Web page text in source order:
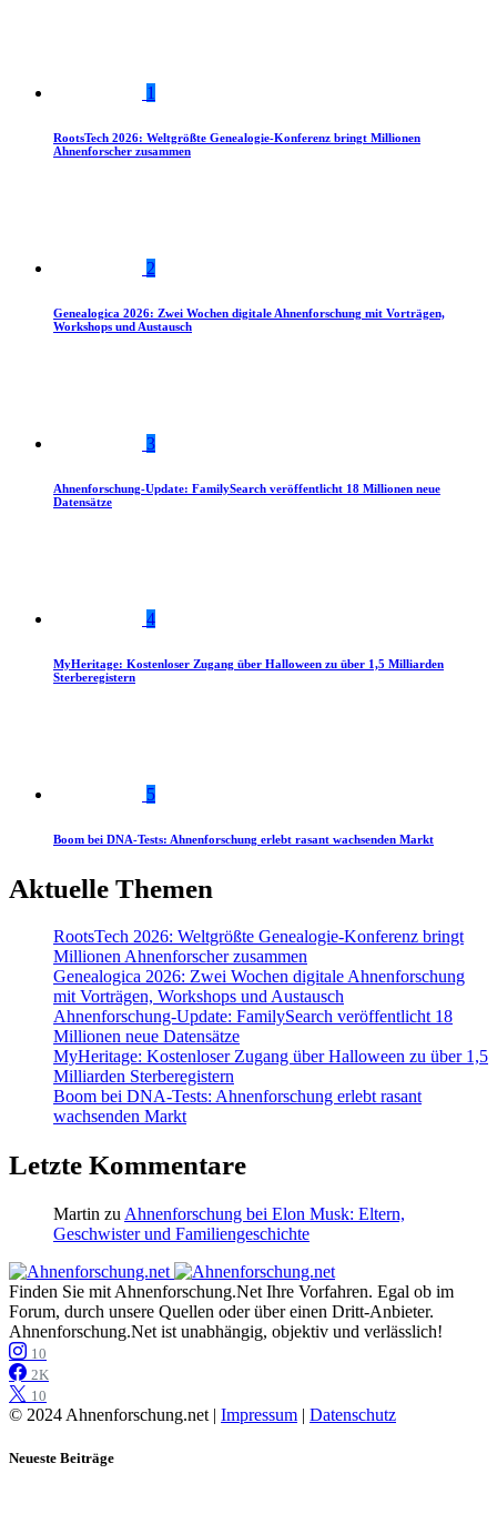
1
RootsTech 2026: Weltgrößte Genealogie-Konferenz bringt Millionen
Ahnenforscher zusammen
2
Genealogica 2026: Zwei Wochen digitale Ahnenforschung mit Vorträgen,
Workshops und Austausch
3
Ahnenforschung-Update: FamilySearch veröffentlicht 18 Millionen neue
Datensätze
4
MyHeritage: Kostenloser Zugang über Halloween zu über 1,5 Milliarden
Sterberegistern
5
Boom bei DNA-Tests: Ahnenforschung erlebt rasant wachsenden Markt
Aktuelle Themen
RootsTech 2026: Weltgrößte Genealogie-Konferenz bringt
Millionen Ahnenforscher zusammen
Genealogica 2026: Zwei Wochen digitale Ahnenforschung
mit Vorträgen, Workshops und Austausch
Ahnenforschung-Update: FamilySearch veröffentlicht 18
Millionen neue Datensätze
MyHeritage: Kostenloser Zugang über Halloween zu über 1,5
Milliarden Sterberegistern
Boom bei DNA-Tests: Ahnenforschung erlebt rasant
wachsenden Markt
Letzte Kommentare
Martin zu Ahnenforschung bei Elon Musk: Eltern,
Geschwister und Familiengeschichte
Finden Sie mit Ahnenforschung.Net Ihre Vorfahren. Egal ob im
Forum, durch unsere Quellen oder über einen Dritt-Anbieter.
Ahnenforschung.Net ist unabhängig, objektiv und verlässlich!
10
2K
10
© 2024 Ahnenforschung.net | Impressum | Datenschutz
Neueste Beiträge